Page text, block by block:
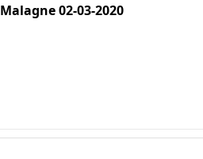
Malagne 02-03-2020